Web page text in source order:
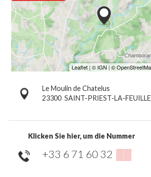
Le Moulin de Chatelus
23300 SAINT-PRIEST-LA-FEUILLE
Klicken Sie hier, um die Nummer
+33 6 71 60 32 ▒▒